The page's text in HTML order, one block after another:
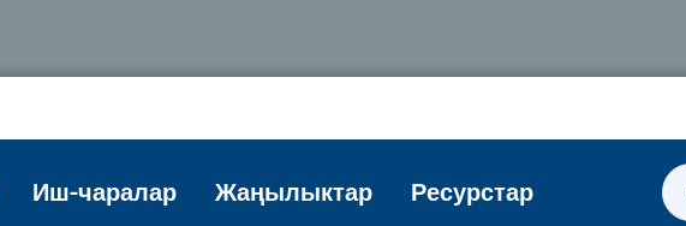
Иш-чаралар Жаңылыктар Ресурстар